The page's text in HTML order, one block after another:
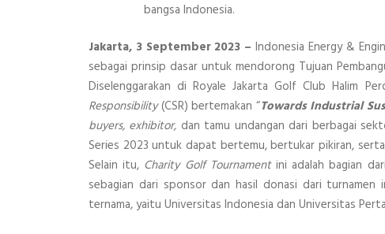
bangsa Indonesia.
Jakarta, 3 September 2023 –Indonesia Energy &
sebagai prinsip dasar untuk mendorong Tujuan
Diselenggarakan di Royale Jakarta Golf Club Halim
Responsibility(CSR) bertemakan “Towards Industrial
buyers, exhibitor, dan tamu undangan dari berbagai
Series 2023 untuk dapat bertemu, bertukar pikiran,
Selain itu, Charity Golf Tournament ini adalah bagian
sebagian dari sponsor dan hasil donasi dari
ternama, yaitu Universitas Indonesia dan Universitas